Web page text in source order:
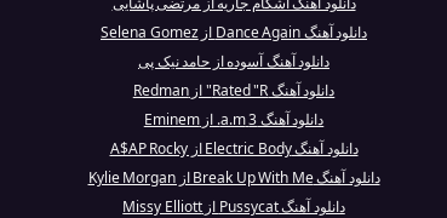
دانلود آهنگ Dance Again از Selena Gomez
دانلود آهنگ آسوده از حامد نیک پی
دانلود آهنگ Rated "R" از Redman
دانلود آهنگ 3 a.m. از Eminem
دانلود آهنگ Electric Body از A$AP Rocky
دانلود آهنگ Break Up With Me از Kylie Morgan
دانلود آهنگ Pussycat از Missy Elliott